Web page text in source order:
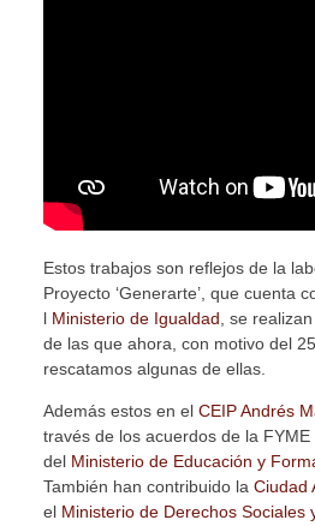
Estos trabajos son reflejos de la
Proyecto ‘Generarte’, que cuenta
l Ministerio de Igualdad , se
de las que ahora, con motivo del
rescatamos algunas de ellas.
Además estos en el CEIP Andrés
través de los acuerdos de la
del Ministerio de Educación y
También han contribuido la Ciudad
el Ministerio de Derechos Sociales